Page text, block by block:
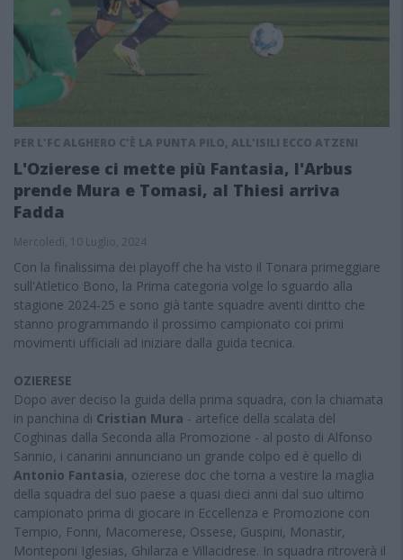
PER L'FC ALGHERO C'È LA PUNTA PILO, ALL'ISILI ECCO ATZENI
L'Ozierese ci mette più Fantasia, l'Arbus
prende Mura e Tomasi, al Thiesi arriva
Fadda
Mercoledì, 10 Luglio, 2024
Con la finalissima dei playoff che ha visto il Tonara primeggiare
sull'Atletico Bono, la Prima categoria volge lo sguardo alla
stagione 2024-25 e sono già tante squadre aventi diritto che
stanno programmando il prossimo campionato coi primi
movimenti ufficiali ad iniziare dalla guida tecnica.
OZIERESE
Dopo aver deciso la guida della prima squadra, con la chiamata
in panchina di Cristian Mura - artefice della scalata del
Coghinas dalla Seconda alla Promozione - al posto di Alfonso
Sannio, i canarini annunciano un grande colpo ed è quello di
Antonio Fantasia, ozierese doc che torna a vestire la maglia
della squadra del suo paese a quasi dieci anni dal suo ultimo
campionato prima di giocare in Eccellenza e Promozione con
Tempio, Fonni, Macomerese, Ossese, Guspini, Monastir,
Monteponi Iglesias, Ghilarza e Villacidrese. In squadra ritroverà il